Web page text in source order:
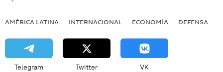
AMÉRICA LATINA INTERNACIONAL ECONOMÍA DEFENSA
Telegram Twitter VK